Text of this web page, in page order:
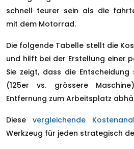
schnell teurer sein als die
mit dem Motorrad.
Die folgende Tabelle stellt die
und hilft bei der Erstellung einer
Sie zeigt, dass die
(125er vs. grössere
Entfernung zum Arbeitsplatz
Diesevergleichende
Werkzeug für jeden strategisch